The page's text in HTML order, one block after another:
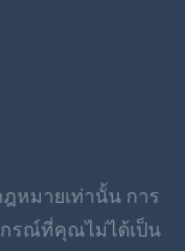
หมายเท่านั้น การ
รณ์ที่คุณไม่ได้เป็น